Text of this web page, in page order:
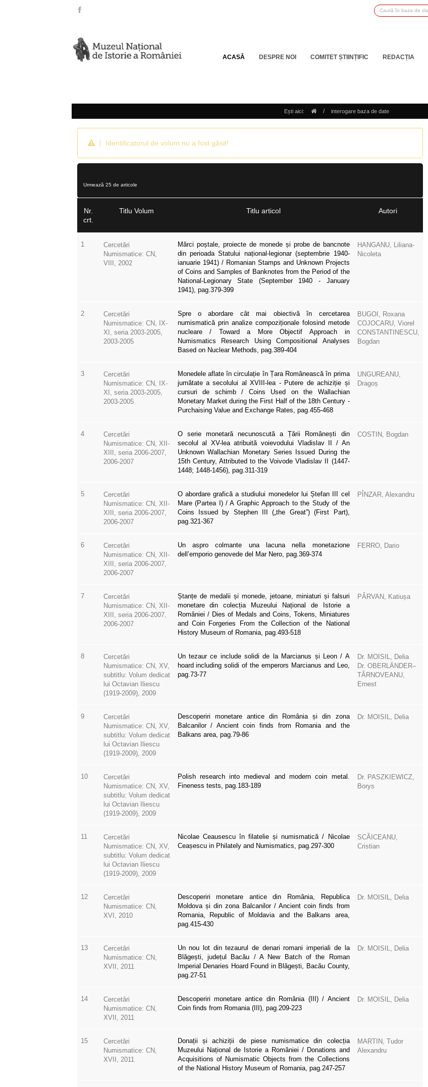
ACASĂ DESPRE NOI COMITET ȘTIINȚIFIC REDACȚIA
Ești aici: / interogare baza de date
Identificatorul de volum nu a fost găsit!
Urmează 25 de articole
Nr.
crt.
Titlu Volum Titlu articol Autori
1
Cercetări
Numismatice: CN,
VIII, 2002
Mărci poștale, proiecte de monede și probe de bancnote
din perioada Statului național-legionar (septembrie 1940-
ianuarie 1941) / Romanian Stamps and Unknown Projects
of Coins and Samples of Banknotes from the Period of the
National-Legionary State (September 1940 - January
1941), pag.379-399
HANGANU, Liliana-
Nicoleta
2
Cercetări
Numismatice: CN, IX-
XI, seria 2003-2005,
2003-2005
Spre o abordare cât mai obiectivă în cercetarea
numismatică prin analize compoziționale folosind metode
nucleare / Toward a More Objectif Approach in
Numismatics Research Using Compositional Analyses
Based on Nuclear Methods, pag.389-404
BUGOI, Roxana
COJOCARU, Viorel
CONSTANTINESCU,
Bogdan
3
Cercetări
Numismatice: CN, IX-
XI, seria 2003-2005,
2003-2005
Monedele aflate în circulație în Țara Românească în prima
jumătate a secolului al XVIII-lea - Putere de achiziție și
cursuri de schimb / Coins Used on the Wallachian
Monetary Market during the First Half of the 18th Century -
Purchaising Value and Exchange Rates, pag.455-468
UNGUREANU,
Dragoș
4
Cercetări
Numismatice: CN, XII-
XIII, seria 2006-2007,
2006-2007
O serie monetară necunoscută a Țării Românești din
secolul al XV-lea atribuită voievodului Vladislav II / An
Unknown Wallachian Monetary Series Issued During the
15th Century, Attributed to the Voivode Vladislav II (1447-
1448; 1448-1456), pag.311-319
COSTIN, Bogdan
5
Cercetări
Numismatice: CN, XII-
XIII, seria 2006-2007,
2006-2007
O abordare grafică a studiului monedelor lui Ștefan III cel
Mare (Partea I) / A Graphic Approach to the Study of the
Coins Issued by Stephen III („the Great”) (First Part),
pag.321-367
PÎNZAR, Alexandru
6
Cercetări
Numismatice: CN, XII-
XIII, seria 2006-2007,
2006-2007
Un aspro colmante una lacuna nella monetazione
dell’emporio genovede del Mar Nero, pag.369-374
FERRO, Dario
7
Cercetări
Numismatice: CN, XII-
XIII, seria 2006-2007,
2006-2007
Ștanțe de medalii și monede, jetoane, miniaturi și falsuri
monetare din colecția Muzeului Național de Istorie a
României / Dies of Medals and Coins, Tokens, Miniatures
and Coin Forgeries From the Collection of the National
History Museum of Romania, pag.493-518
PÂRVAN, Katiușa
8
Cercetări
Numismatice: CN, XV,
subtitlu: Volum dedicat
lui Octavian Iliescu
(1919-2009), 2009
Un tezaur ce include solidi de la Marcianus și Leon / A
hoard including solidi of the emperors Marcianus and Leo,
pag.73-77
Dr. MOISIL, Delia
Dr. OBERLÄNDER–
TÂRNOVEANU,
Ernest
9
Cercetări
Numismatice: CN, XV,
subtitlu: Volum dedicat
lui Octavian Iliescu
(1919-2009), 2009
Descoperiri monetare antice din România și din zona
Balcanilor / Ancient coin finds from Romania and the
Balkans area, pag.79-86
Dr. MOISIL, Delia
10
Cercetări
Numismatice: CN, XV,
subtitlu: Volum dedicat
lui Octavian Iliescu
(1919-2009), 2009
Polish research into medieval and modern coin metal.
Fineness tests, pag.183-189
Dr. PASZKIEWICZ,
Borys
11
Cercetări
Numismatice: CN, XV,
subtitlu: Volum dedicat
lui Octavian Iliescu
(1919-2009), 2009
Nicolae Ceausescu în filatelie și numismatică / Nicolae
Ceașescu in Philately and Numismatics, pag.297-300
SCĂICEANU,
Cristian
12
Cercetări
Numismatice: CN,
XVI, 2010
Descoperiri monetare antice din România, Republica
Moldova și din zona Balcanilor / Ancient coin finds from
Romania, Republic of Moldavia and the Balkans area,
pag.415-430
Dr. MOISIL, Delia
13
Cercetări
Numismatice: CN,
XVII, 2011
Un nou lot din tezaurul de denari romani imperiali de la
Blăgești, județul Bacău / A New Batch of the Roman
Imperial Denaries Hoard Found in Blăgești, Bacău County,
pag.27-51
Dr. MOISIL, Delia
14
Cercetări
Numismatice: CN,
XVII, 2011
Descoperiri monetare antice din România (III) / Ancient
Coin finds from Romania (III), pag.209-223
Dr. MOISIL, Delia
15
Cercetări
Numismatice: CN,
XVII, 2011
Donații și achiziții de piese numismatice din colecția
Muzeului Național de Istorie a României / Donations and
Acquisitions of Numismatic Objects from the Collections
of the National History Museum of Romania, pag.247-257
MARTIN, Tudor
Alexandru